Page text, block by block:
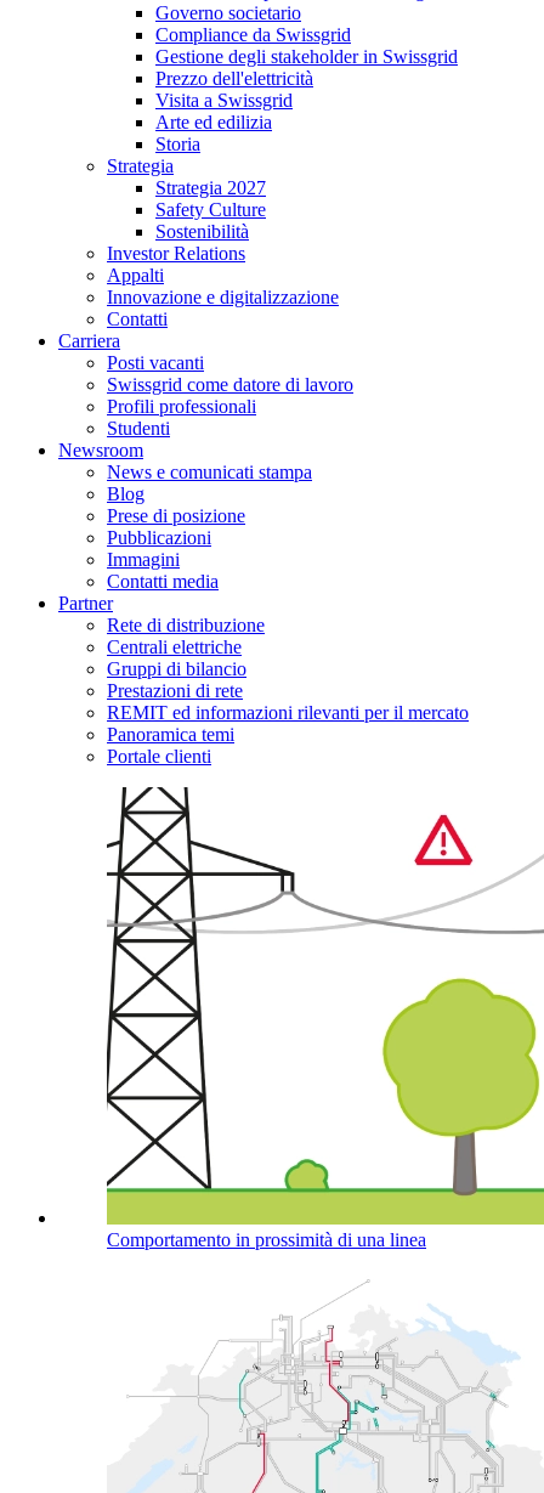
Governo societario
Compliance da Swissgrid
Gestione degli stakeholder in Swissgrid
Prezzo dell'elettricità
Visita a Swissgrid
Arte ed edilizia
Storia
Strategia
Strategia 2027
Safety Culture
Sostenibilità
Investor Relations
Appalti
Innovazione e digitalizzazione
Contatti
Carriera
Posti vacanti
Swissgrid come datore di lavoro
Profili professionali
Studenti
Newsroom
News e comunicati stampa
Blog
Prese di posizione
Pubblicazioni
Immagini
Contatti media
Partner
Rete di distribuzione
Centrali elettriche
Gruppi di bilancio
Prestazioni di rete
REMIT ed informazioni rilevanti per il mercato
Panoramica temi
Portale clienti
Comportamento in prossimità di una linea